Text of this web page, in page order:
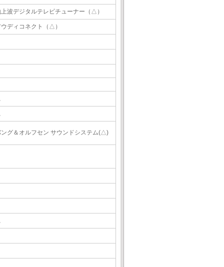
波デジタルテレビチューナー（△）
ディコネクト（△）
ング＆オルフセン サウンドシステム(△)